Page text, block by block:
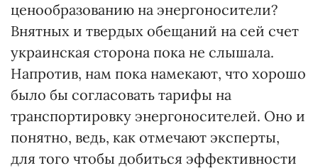
ценообразованию на энергоносители?
Внятных и твердых обещаний на сей счет
украинская сторона пока не слышала.
Напротив, нам пока намекают, что хорошо
было бы согласовать тарифы на
транспортировку энергоносителей. Оно и
понятно, ведь, как отмечают эксперты,
для того чтобы добиться эффективности